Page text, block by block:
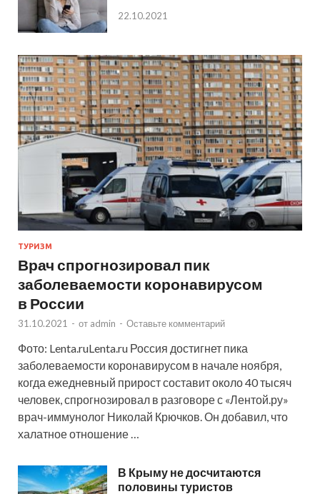
22.10.2021
ТУРИЗМ
Врач спрогнозировал пик
заболеваемости коронавирусом
в России
31.10.2021 - от admin - Оставьте комментарий
Фото: Lenta.ruLenta.ru Россия достигнет пика
заболеваемости коронавирусом в начале ноября,
когда ежедневный прирост составит около 40 тысяч
человек, спрогнозировал в разговоре с «Лентой.ру»
врач-иммунолог Николай Крючков. Он добавил, что
халатное отношение …
В Крыму не досчитаются
половины туристов